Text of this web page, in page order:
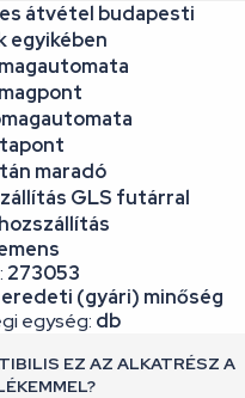
273053
eredeti (gyári) minőség
egység: db
átvétel budapesti
egyikében
maradó
GLS futárral
EZ AZ ALKATRÉSZ A